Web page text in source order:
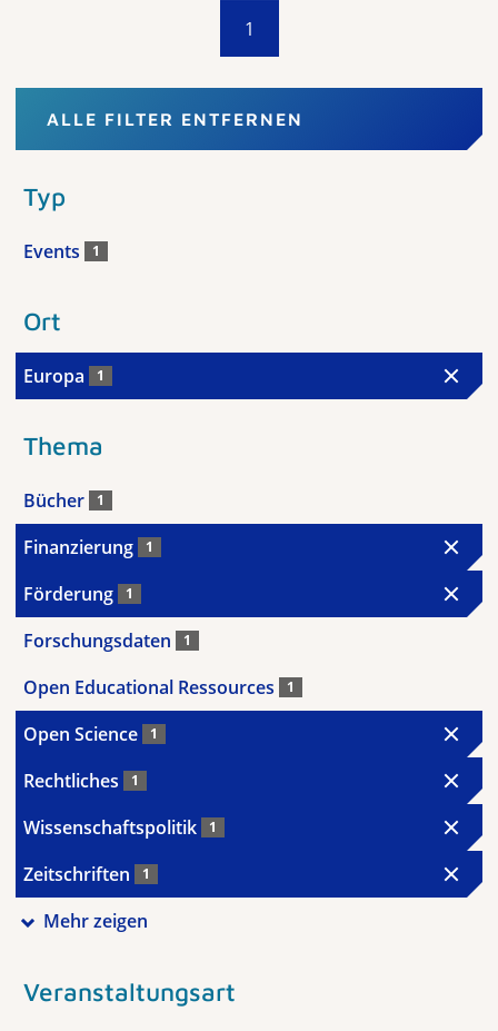
1
ALLE FILTER ENTFERNEN
Typ
Events 1
Ort
Europa 1
Thema
Bücher 1
Finanzierung 1
Förderung 1
Forschungsdaten 1
Open Educational Ressources 1
Open Science 1
Rechtliches 1
Wissenschaftspolitik 1
Zeitschriften 1
Mehr zeigen
Veranstaltungsart